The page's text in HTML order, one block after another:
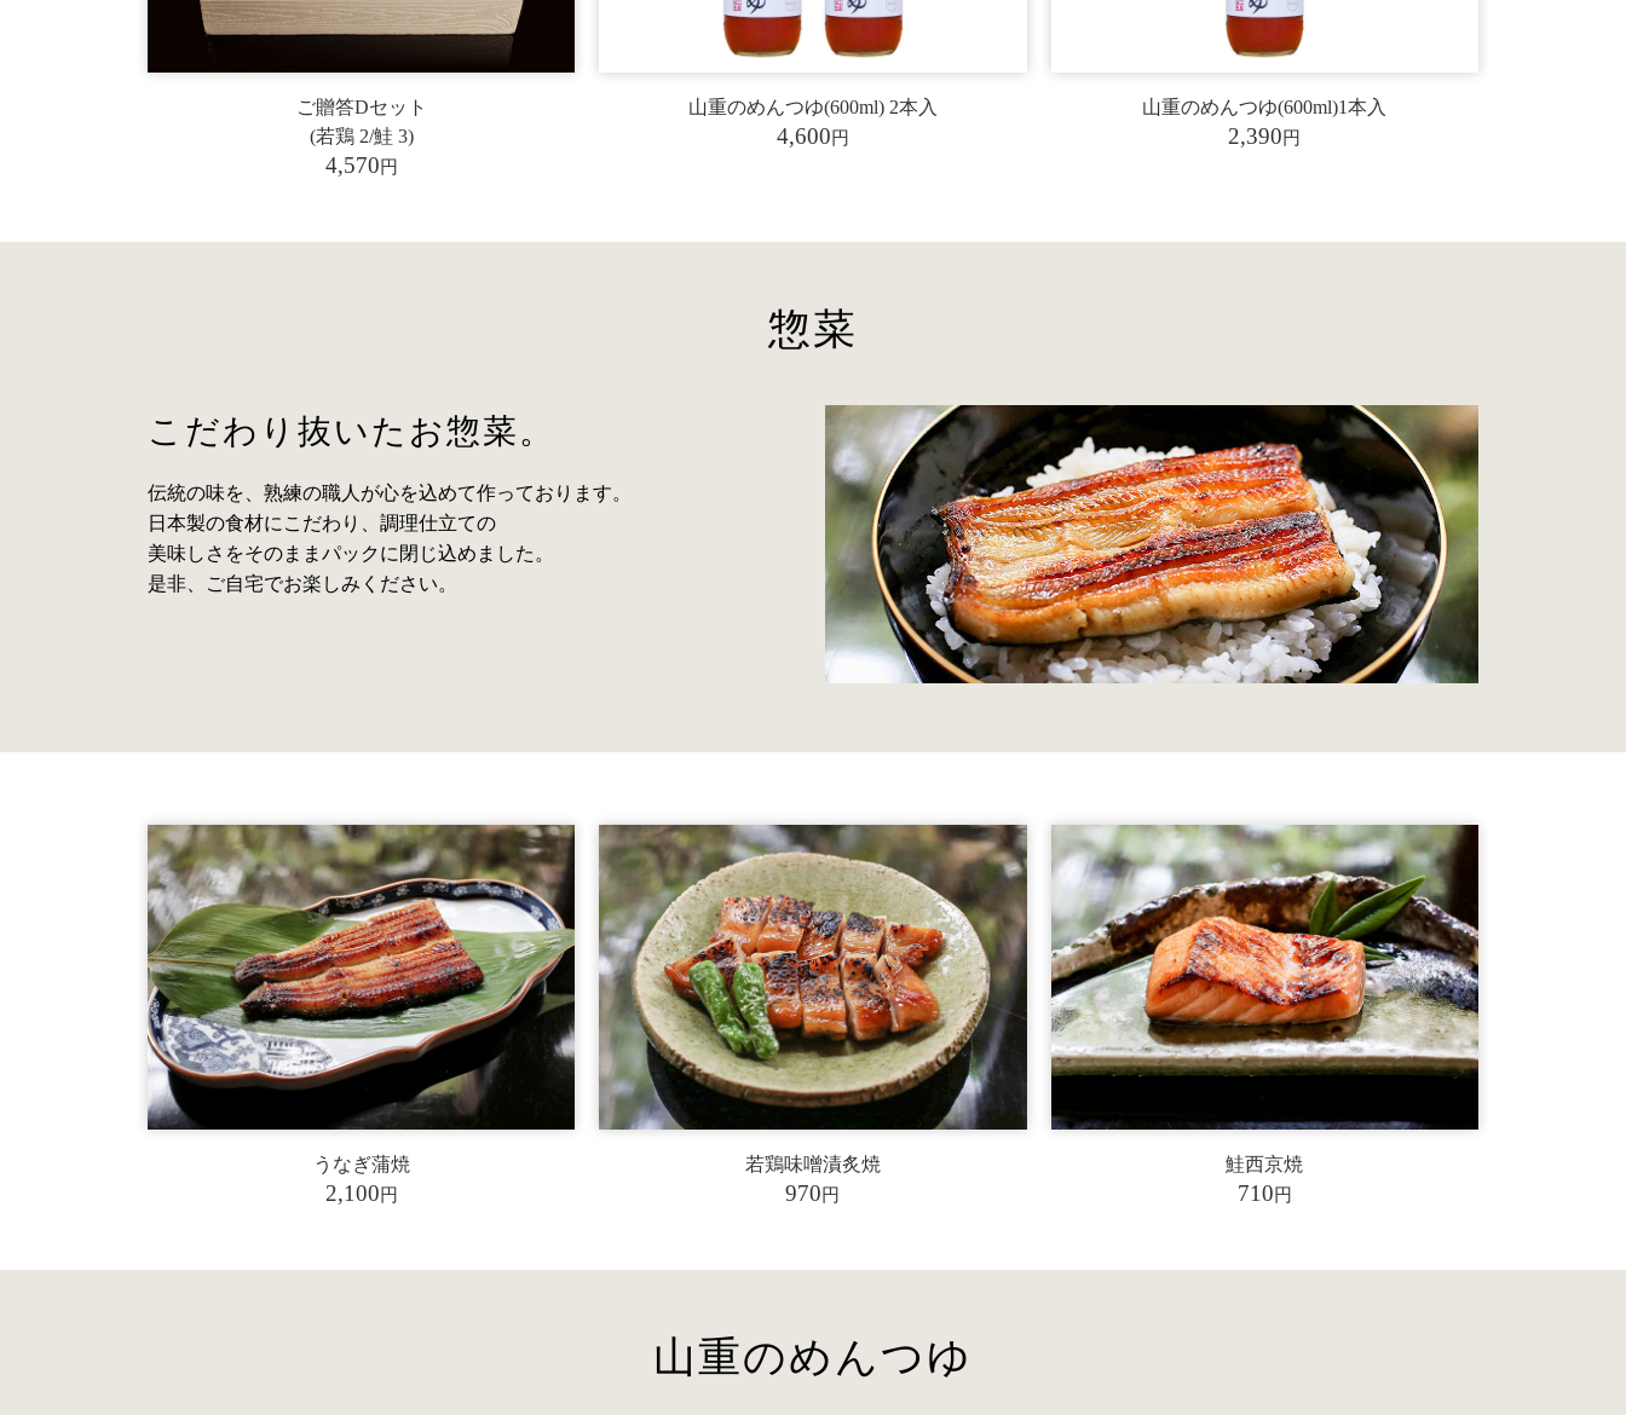
ご贈答Dセット
(若鶏 2/鮭 3)
4,570円
山重のめんつゆ(600ml) 2本入
4,600円
山重のめんつゆ(600ml)1本入
2,390円
惣菜
こだわり抜いたお惣菜。
伝統の味を、熟練の職人が心を込めて作っております。
日本製の食材にこだわり、調理仕立ての
美味しさをそのままパックに閉じ込めました。
是非、ご自宅でお楽しみください。
うなぎ蒲焼
2,100円
若鶏味噌漬炙焼
970円
鮭西京焼
710円
山重のめんつゆ